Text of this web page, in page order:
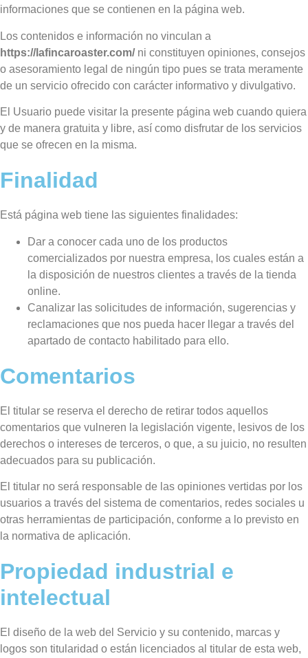
informaciones que se contienen en la página web.
Los contenidos e información no vinculan a
https://lafincaroaster.com/ni constituyen opiniones, consejos
o asesoramiento legal de ningún tipo pues se trata meramente
de un servicio ofrecido con carácter informativo y divulgativo.
El Usuario puede visitar la presente página web cuando quiera
y de manera gratuita y libre, así como disfrutar de los servicios
que se ofrecen en la misma.
Finalidad
Está página web tiene las siguientes finalidades:
Dar a conocer cada uno de los productos
comercializados por nuestra empresa, los cuales están a
la disposición de nuestros clientes a través de la tienda
online.
Canalizar las solicitudes de información, sugerencias y
reclamaciones que nos pueda hacer llegar a través del
apartado de contacto habilitado para ello.
Comentarios
El titular se reserva el derecho de retirar todos aquellos
comentarios que vulneren la legislación vigente, lesivos de los
derechos o intereses de terceros, o que, a su juicio, no resulten
adecuados para su publicación.
El titular no será responsable de las opiniones vertidas por los
usuarios a través del sistema de comentarios, redes sociales u
otras herramientas de participación, conforme a lo previsto en
la normativa de aplicación.
Propiedad industrial e
intelectual
El diseño de la web del Servicio y su contenido, marcas y
logos son titularidad o están licenciados al titular de esta web,